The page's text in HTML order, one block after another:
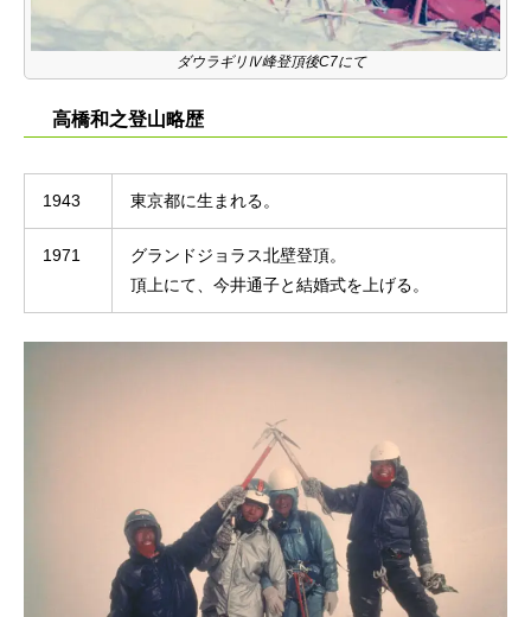
ダウラギリⅣ峰登頂後C7にて
高橋和之登山略歴
1943 東京都に生まれる。
1971
グランドジョラス北壁登頂。
頂上にて、今井通子と結婚式を上げる。